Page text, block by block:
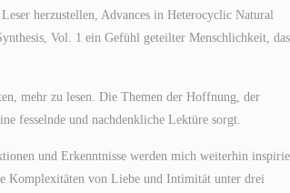
herzustellen, Advances in Heterocyclic Natural
Vol. 1 ein Gefühl geteilter Menschlichkeit, das
mehr zu lesen. Die Themen der Hoffnung, der
fesselnde und nachdenkliche Lektüre sorgt.
und Erkenntnisse werden mich weiterhin
Komplexitäten von Liebe und Intimität unter drei